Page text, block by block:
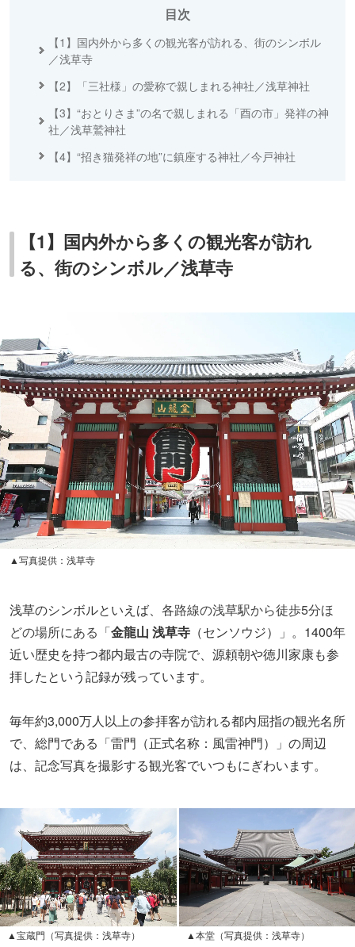
目次
【1】国内外から多くの観光客が訪れる、街のシンボル
／浅草寺
【2】「三社様」の愛称で親しまれる神社／浅草神社
【3】“おとりさま”の名で親しまれる「酉の市」発祥の神
社／浅草鷲神社
【4】“招き猫発祥の地”に鎮座する神社／今戸神社
【1】国内外から多くの観光客が訪れ
る、街のシンボル／浅草寺
▲写真提供：浅草寺
浅草のシンボルといえば、 各路線の浅草駅から徒歩5分ほ
どの場所にある 「金龍山 浅草寺 （センソウジ）」。1400年
近い歴史を持つ都内最古の寺院で、源頼朝や徳川家康も参
拝したという記録が残っています。
毎年約3,000万人以上の参拝客が訪れる都内屈指の観光名所
で、総門である「雷門（正式名称：風雷神門）」の周辺
は、記念写真を撮影する観光客でいつもにぎわいます。
▲宝蔵門（写真提供：浅草寺） ▲本堂（写真提供：浅草寺）